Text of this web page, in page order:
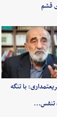
قشم
با تنگه
تنفس…